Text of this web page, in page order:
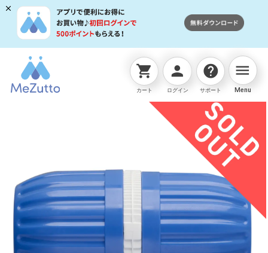
shopping_cart
カート
person
ログイン
help
サポート
menu
Menu
ネットストアTOP 販売終了商品 ﾎｰｽｼﾞｮｲﾝﾄ (FJ)